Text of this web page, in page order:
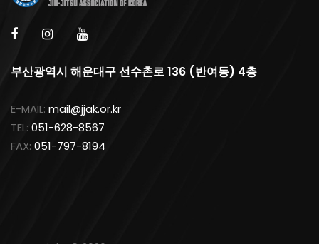
부산광역시 해운대구 선수촌로 136 (반여동) 4층
E-MAIL: mail@jjak.or.kr
TEL: 051-628-8567
FAX: 051-797-8194